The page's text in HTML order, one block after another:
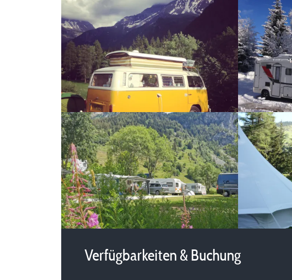
Verfügbarkeiten & Buchung